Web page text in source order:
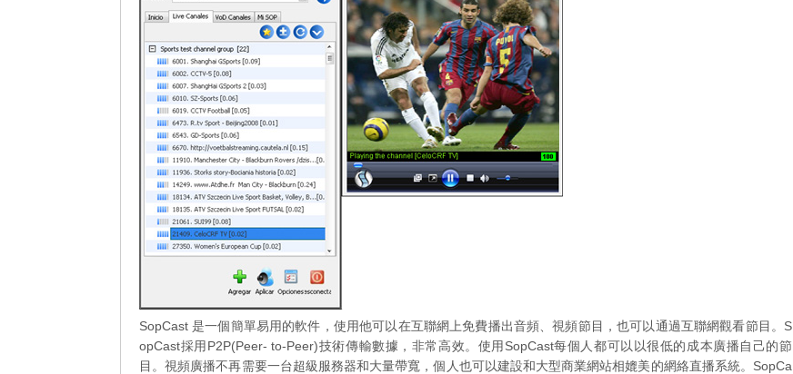
SopCast 是一個簡單易用的軟件，使用他可以在互聯網上免費播出音頻、視頻節目，也可以通過互聯網觀看節目。S
opCast採用P2P(Peer- to-Peer)技術傳輸數據，非常高效。使用SopCast每個人都可以以很低的成本廣播自己的節
目。視頻廣播不再需要一台超級服務器和大量帶寬，個人也可以建設和大型商業網站相媲美的網絡直播系統。SopCa